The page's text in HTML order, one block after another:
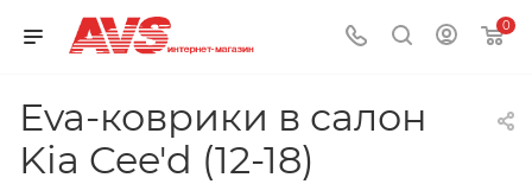
0
Eva-коврики в салон
Kia Cee'd (12-18)